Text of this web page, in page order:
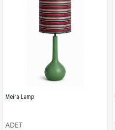
Meira Lamp
ADET